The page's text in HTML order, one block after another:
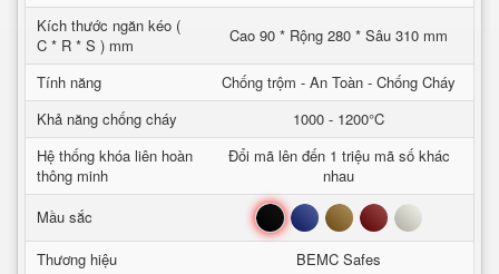
Kích thước ngăn kéo (
C * R * S ) mm
Cao 90 * Rộng 280 * Sâu 310 mm
Tính năng
Chống trộm - An Toàn - Chống Cháy
Khả năng chống cháy
1000 - 1200°C
Hệ thống khóa liên hoàn
thông minh
Đổi mã lên đến 1 triệu mã số khác
nhau
Mầu sắc
Đen Xanh Nâu Đỏ Trắng
Thương hiệu
BEMC Safes